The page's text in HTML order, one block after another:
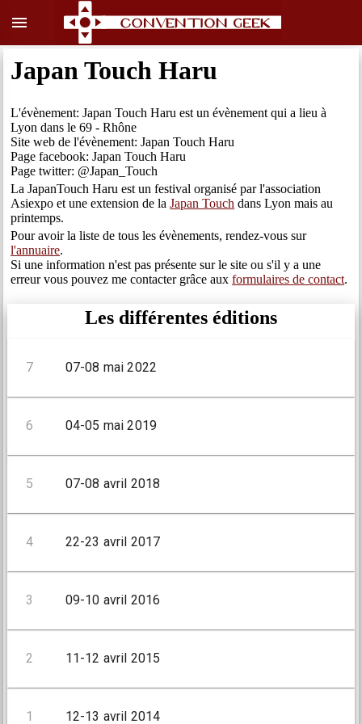
menu
Japan Touch Haru
L'évènement: Japan Touch Haru est un évènement qui a lieu à
Lyon dans le 69 - Rhône
Site web de l'évènement: Japan Touch Haru
Page facebook: Japan Touch Haru
Page twitter: @Japan_Touch
La JapanTouch Haru est un festival organisé par l'association
Asiexpo et une extension de laJapan Touch dans Lyon mais au
printemps.
Pour avoir la liste de tous les évènements, rendez-vous sur
l'annuaire.
Si une information n'est pas présente sur le site ou s'il y a une
erreur vous pouvez me contacter grâce auxformulaires de contact.
Les différentes éditions
7 07-08 mai 2022
6 04-05 mai 2019
5 07-08 avril 2018
4 22-23 avril 2017
3 09-10 avril 2016
2 11-12 avril 2015
1 12-13 avril 2014